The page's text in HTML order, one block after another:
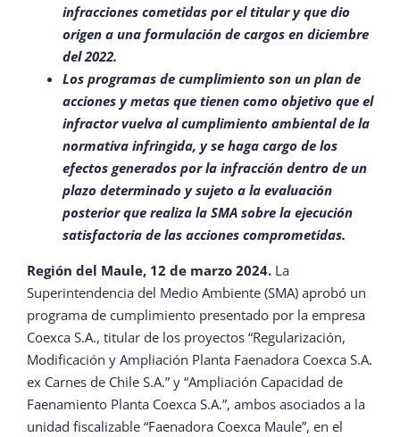
infracciones cometidas por el titular y que dio
origen a una formulación de cargos en diciembre
del 2022.
Los programas de cumplimiento son un plan de
acciones y metas que tienen como objetivo que el
infractor vuelva al cumplimiento ambiental de la
normativa infringida, y se haga cargo de los
efectos generados por la infracción dentro de un
plazo determinado y sujeto a la evaluación
posterior que realiza la SMA sobre la ejecución
satisfactoria de las acciones comprometidas.
Región del Maule, 12 de marzo 2024. La
Superintendencia del Medio Ambiente (SMA) aprobó un
programa de cumplimiento presentado por la empresa
Coexca S.A., titular de los proyectos “Regularización,
Modificación y Ampliación Planta Faenadora Coexca S.A.
ex Carnes de Chile S.A.” y “Ampliación Capacidad de
Faenamiento Planta Coexca S.A.”, ambos asociados a la
unidad fiscalizable “Faenadora Coexca Maule”, en el